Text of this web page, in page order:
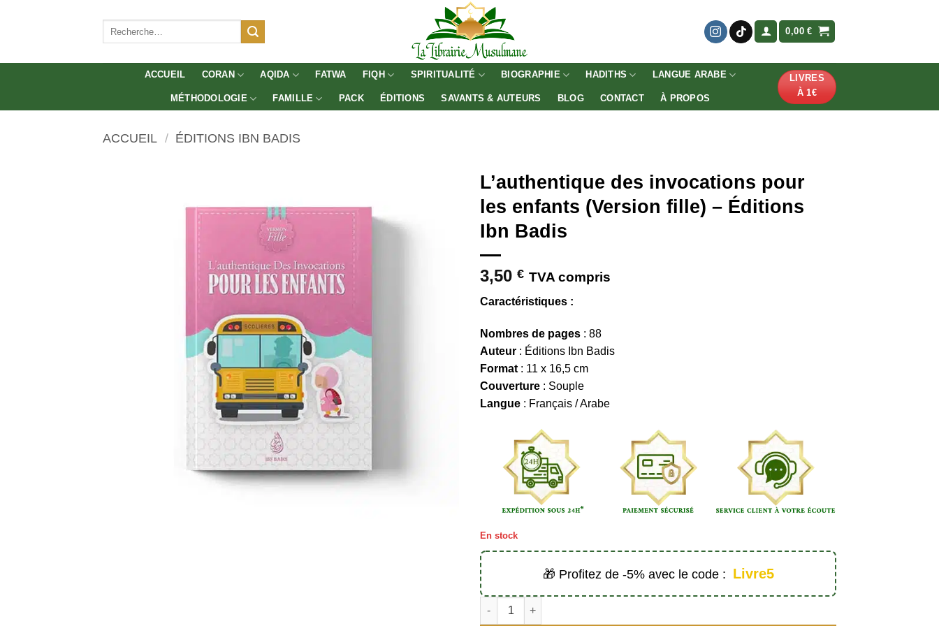
0,00€
ACCUEIL CORAN AQIDA FATWA FIQH SPIRITUALITÉ BIOGRAPHIE HADITHS LANGUE ARABE
MÉTHODOLOGIE FAMILLE PACK ÉDITIONS SAVANTS & AUTEURS BLOG CONTACT À PROPOS
LIVRES
À 1€
ACCUEIL / ÉDITIONS IBN BADIS
L’authentique des invocations pour
les enfants (Version fille) – Éditions
Ibn Badis
3,50 € TVA compris
Caractéristiques :
Nombres de pages : 88
Auteur : Éditions Ibn Badis
Format : 11 x 16,5 cm
Couverture : Souple
Langue : Français / Arabe
En stock
🎁 Profitez de -5% avec le code : Livre5
quantité de L'authentique des invocations pour les enfants (Version fille) - Éditions Ibn Badis